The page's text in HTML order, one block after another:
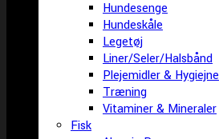
Hundesenge
Hundeskåle
Legetøj
Liner/Seler/Halsbånd
Plejemidler & Hygiejne
Træning
Vitaminer & Mineraler
Fisk